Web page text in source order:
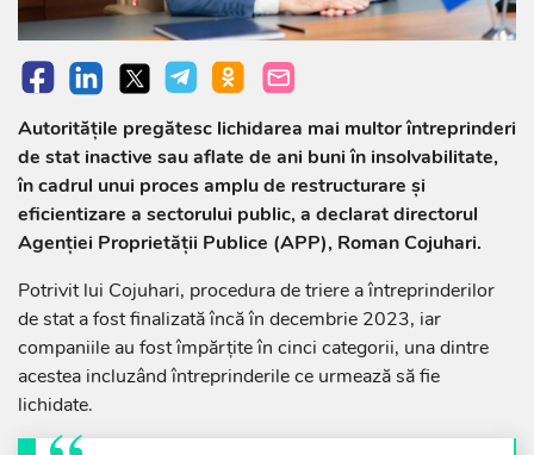
Autoritățile pregătesc lichidarea mai multor întreprinderi
de stat inactive sau aflate de ani buni în insolvabilitate,
în cadrul unui proces amplu de restructurare și
eficientizare a sectorului public, a declarat directorul
Agenției Proprietății Publice (APP), Roman Cojuhari.
Potrivit lui Cojuhari, procedura de triere a întreprinderilor
de stat a fost finalizată încă în decembrie 2023, iar
companiile au fost împărțite în cinci categorii, una dintre
acestea incluzând întreprinderile ce urmează să fie
lichidate.